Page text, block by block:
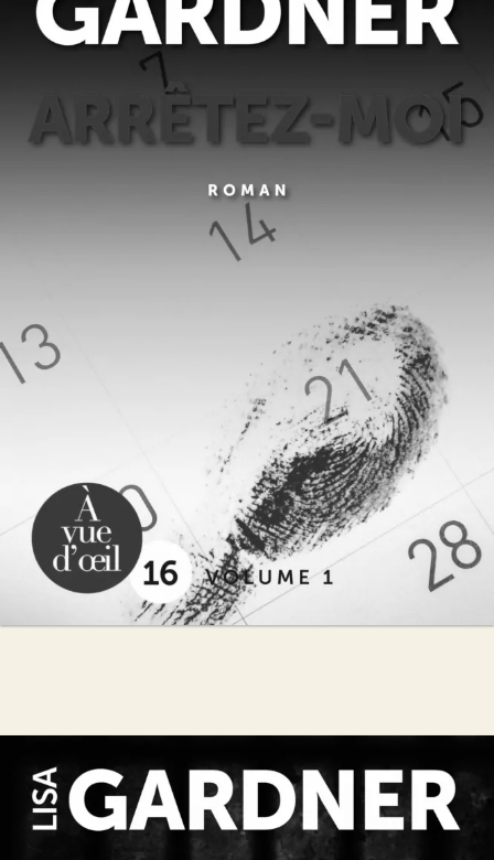
Arrêtez-moi
Lisa Gardner